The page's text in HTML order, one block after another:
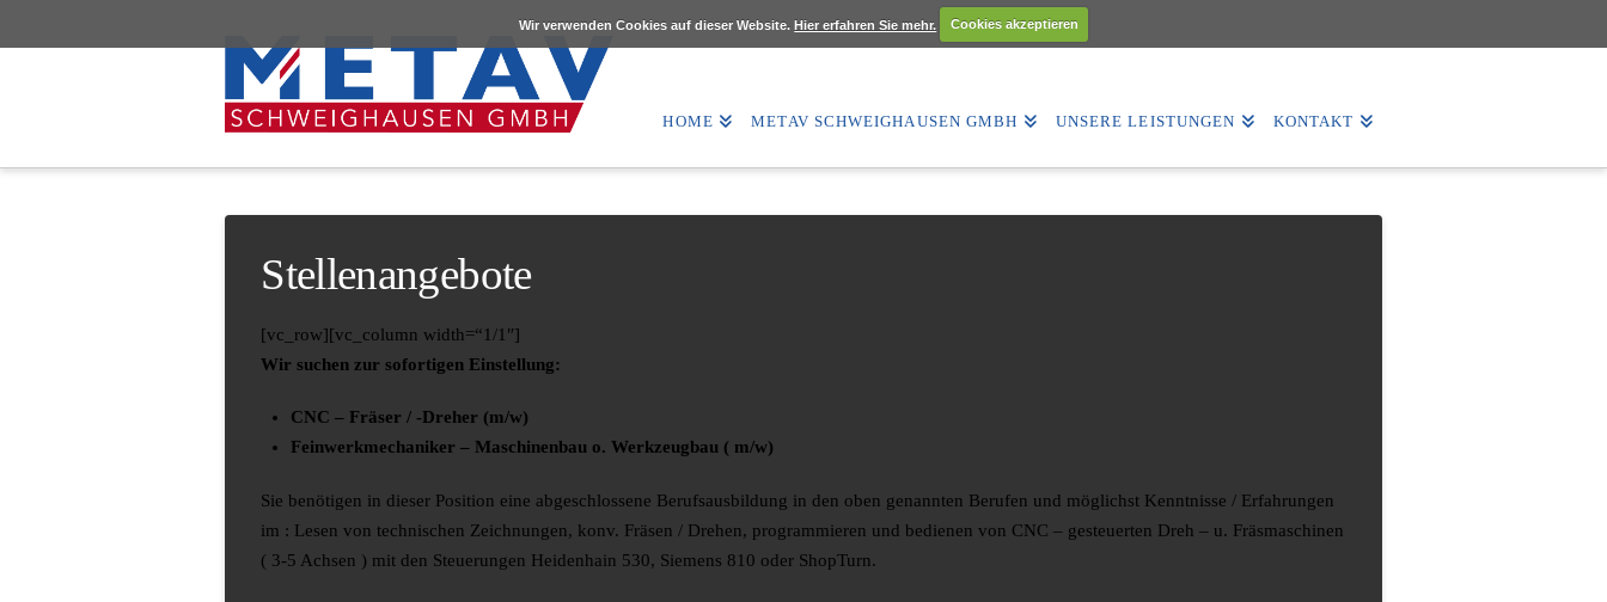
Wir verwenden Cookies auf dieser Website.Hier erfahren Sie mehr. Cookies akzeptieren
HOME METAV SCHWEIGHAUSEN GMBH UNSERE LEISTUNGEN KONTAKT
Stellenangebote
[vc_row][vc_column width=“1/1″]
Wir suchen zur sofortigen Einstellung:
CNC – Fräser / -Dreher (m/w)
Feinwerkmechaniker – Maschinenbau o. Werkzeugbau ( m/w)
Sie benötigen in dieser Position eine abgeschlossene Berufsausbildung in den oben genannten Berufen und möglichst Kenntnisse / Erfahrungen
im : Lesen von technischen Zeichnungen, konv. Fräsen / Drehen, programmieren und bedienen von CNC – gesteuerten Dreh – u. Fräsmaschinen
( 3-5 Achsen ) mit den Steuerungen Heidenhain 530, Siemens 810 oder ShopTurn.